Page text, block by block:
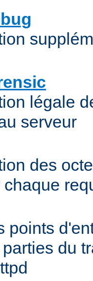
légale
serveur
des
points
du